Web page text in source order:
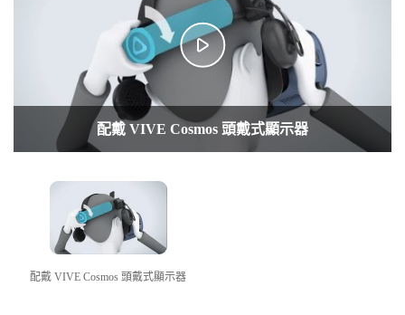
配戴 VIVE Cosmos 頭戴式顯示器
配戴 VIVE Cosmos 頭戴式顯示器